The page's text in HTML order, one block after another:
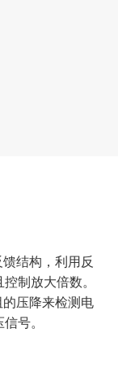
结构，利用反
制放大倍数。
压降来检测电
号。